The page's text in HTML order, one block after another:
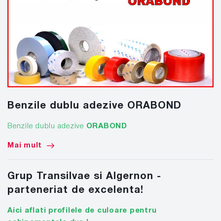
Benzile dublu adezive ORABOND
Benzile dublu adezive ORABOND
Mai mult
Grup Transilvae si Algernon -
parteneriat de excelenta!
Aici aflati profilele de culoare pentru